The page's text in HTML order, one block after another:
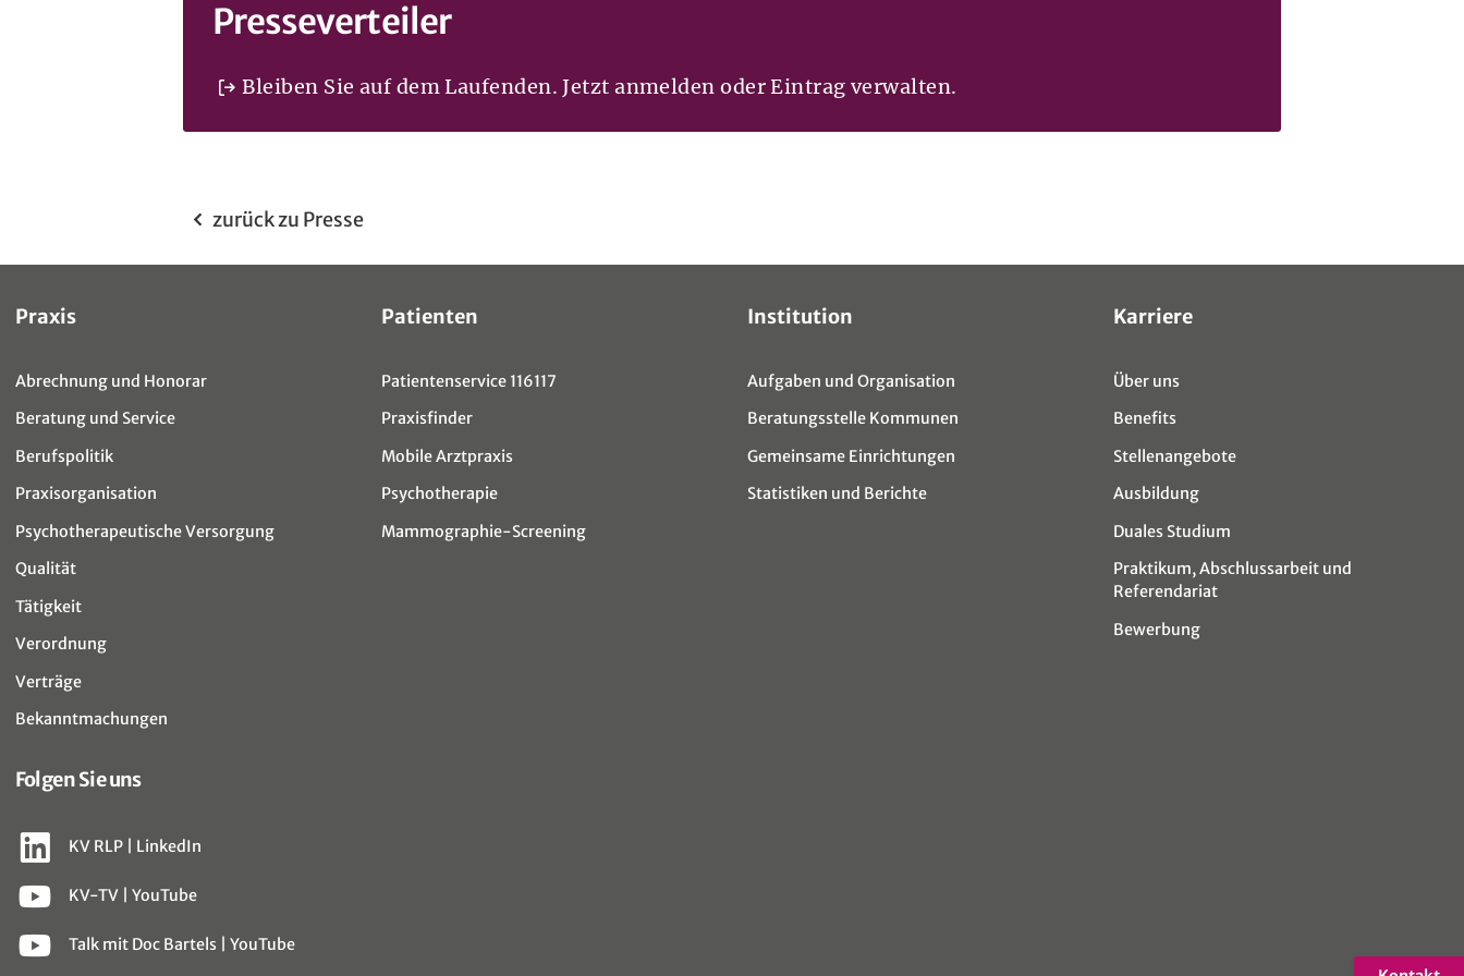
Presseverteiler
Bleiben Sie auf dem Laufenden. Jetzt anmelden oder Eintrag verwalten.
zurück zu Presse
Sitemap
Praxis
Abrechnung und Honorar
Beratung und Service
Berufspolitik
Praxisorganisation
Psychotherapeutische Versorgung
Qualität
Tätigkeit
Verordnung
Verträge
Bekanntmachungen
Patienten
Patientenservice 116117
Praxisfinder
Mobile Arztpraxis
Psychotherapie
Mammographie-Screening
Institution
Aufgaben und Organisation
Beratungsstelle Kommunen
Gemeinsame Einrichtungen
Statistiken und Berichte
Karriere
Über uns
Benefits
Stellenangebote
Ausbildung
Duales Studium
Praktikum, Abschlussarbeit und
Referendariat
Bewerbung
Folgen Sie uns
KV RLP | LinkedIn
KV-TV | YouTube
Talk mit Doc Bartels | YouTube